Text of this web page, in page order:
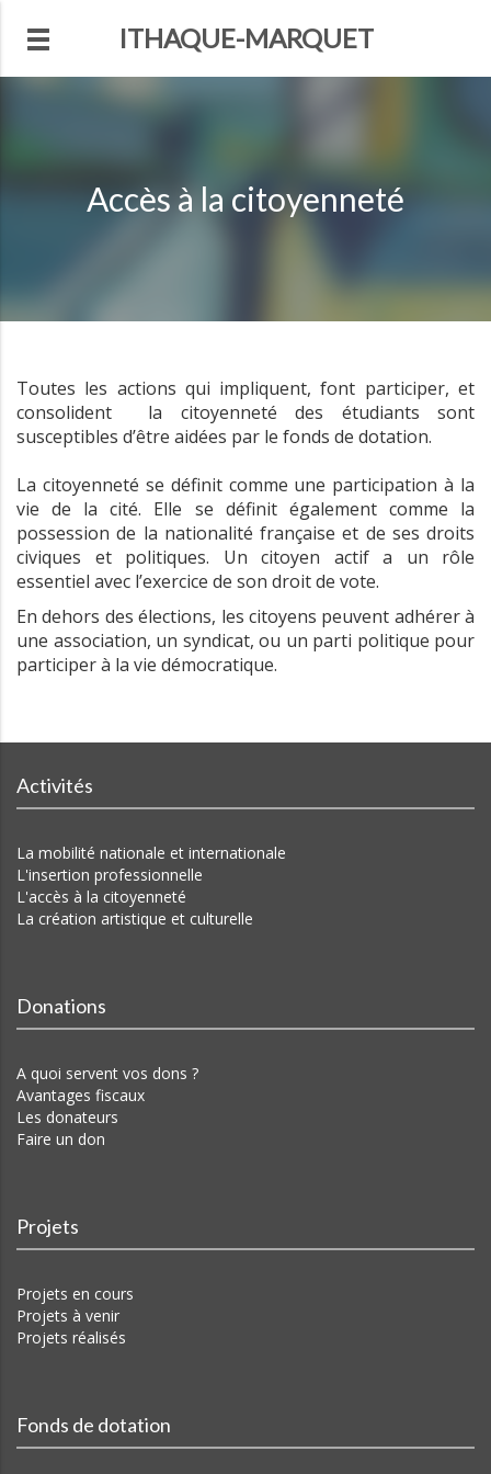
ITHAQUE-MARQUET
Accès à la citoyenneté
Toutes les actions qui impliquent, font participer, et
consolident la citoyenneté des étudiants sont
susceptibles d’être aidées par le fonds de dotation.
La citoyenneté se définit comme une participation à la
vie de la cité. Elle se définit également comme la
possession de la nationalité française et de ses droits
civiques et politiques. Un citoyen actif a un rôle
essentiel avec l’exercice de son droit de vote.
En dehors des élections, les citoyens peuvent adhérer à
une association, un syndicat, ou un parti politique pour
participer à la vie démocratique.
Activités
La mobilité nationale et internationale
L'insertion professionnelle
L'accès à la citoyenneté
La création artistique et culturelle
Donations
A quoi servent vos dons ?
Avantages fiscaux
Les donateurs
Faire un don
Projets
Projets en cours
Projets à venir
Projets réalisés
Fonds de dotation